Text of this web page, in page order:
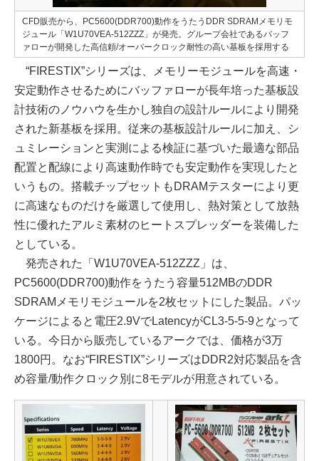
CFD販売から、PC5600(DDR700)動作をうたうDDR SDRAMメモリモ
ジュール「W1U70VEA-512ZZZ」が発売。グループ会社であるバッフ
ァローが開発した高信頼/オーバークロック耐性の高い基板を採用する
“FIRESTIX”シリーズは、メモリーモジュールを高速・
安定動作させるためにバッファローが長年培った基板設
計技術のノウハウを生かし独自の設計ルールにより開発
された新基板を採用。従来の基板設計ルールに加え、シ
ュミレーションと実測による検証に基づいた最適な部品
配置と配線により高速動作時でも安定動作を実現したと
いうもの。搭載チップセットもDRAMテスターにより更
に高速なものだけを厳選して使用し、熱対策として放熱
性に優れたアルミ素材のヒートスプレッダーを装備した
としている。
発売された「W1U70VEA-512ZZZ」は、
PC5600(DDR700)動作をうたう容量512MBのDDR
SDRAMメモリモジュールを2枚セットにした製品。パッ
ケージによると電圧2.9VでLatencyがCL3-5-5-9となって
いる。今日から販売しているアークでは、価格が3万
1800円。なお“FIRESTIX”シリーズはDDR2対応製品を含
め容量/動作クロック別に8モデルが用意されている。